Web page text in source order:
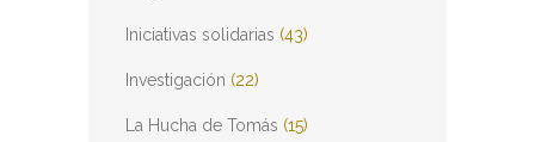
Iniciativas solidarias (43)
Investigación (22)
La Hucha de Tomás (15)